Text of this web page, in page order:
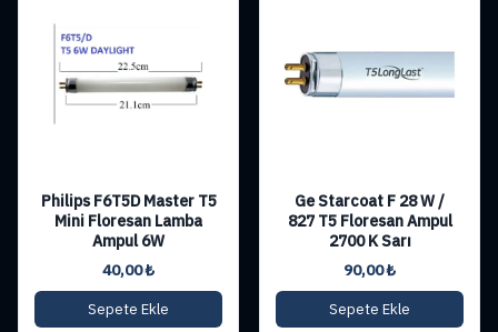
Philips F6T5D Master T5
Mini Floresan Lamba
Ampul 6W
40,00₺
Sepete Ekle
Ge Starcoat F 28 W /
827 T5 Floresan Ampul
2700 K Sarı
90,00₺
Sepete Ekle